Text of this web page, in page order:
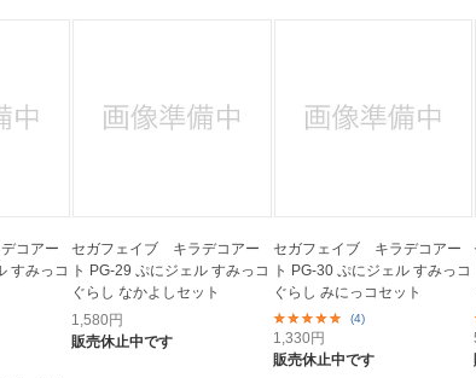
コアー
すみっコ
セガフェイブ キラデコアー
ト PG-29 ぷにジェル すみっコ
ぐらし なかよしセット
1,580円
販売休止中です
セガフェイブ キラデコアー
ト PG-30 ぷにジェル すみっコ
ぐらし みにっコセット
(4)
1,330円
販売休止中です